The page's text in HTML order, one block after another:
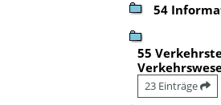
54
55
23 Einträge